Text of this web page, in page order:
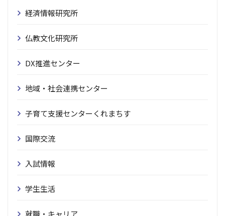
経済情報研究所
仏教文化研究所
DX推進センター
地域・社会連携センター
子育て支援センターくれまちす
国際交流
入試情報
学生生活
就職・キャリア